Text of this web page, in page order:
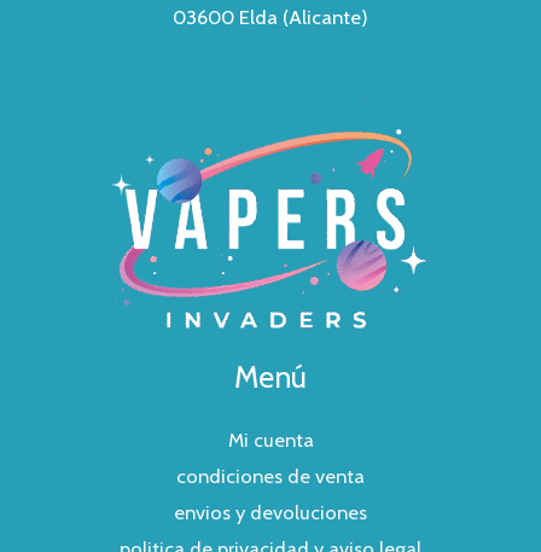
03600 Elda (Alicante)
Menú
Mi cuenta
condiciones de venta
envios y devoluciones